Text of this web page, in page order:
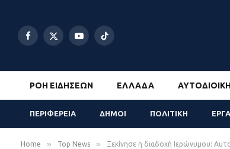
Facebook
X
YouTubeTikTok
ΡΟΉ ΕΙΔΉΣΕΩΝ ΕΛΛΆΔΑ
ΠΕΡΙΦΕΡΕΙΑ ΔΗΜΟΙ ΠΟΛΙΤΙΚΗ
Home » Top News » Ξεκίνησε η διαδοχή Ιερώνυμου: